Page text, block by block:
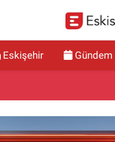
Eskişehir Gündem